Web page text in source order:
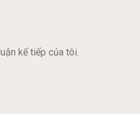
kế tiếp của tôi.